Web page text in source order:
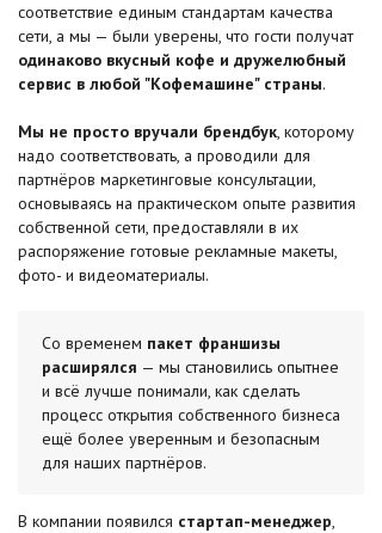
соответствие единым стандартам качества
сети, а мы — были уверены, что гости получат
одинаково вкусный кофе и дружелюбный
сервис в любой "Кофемашине" страны.
Мы не просто вручали брендбук, которому
надо соответствовать, а проводили для
партнёров маркетинговые консультации,
основываясь на практическом опыте развития
собственной сети, предоставляли в их
распоряжение готовые рекламные макеты,
фото- и видеоматериалы.
Со временем пакет франшизы
расширялся — мы становились опытнее
и всё лучше понимали, как сделать
процесс открытия собственного бизнеса
ещё более уверенным и безопасным
для наших партнёров.
В компании появился стартап-менеджер,